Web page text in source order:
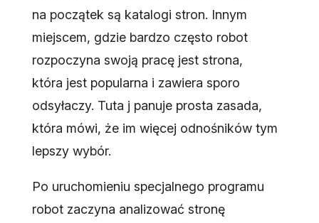
na początek są katalogi stron. Innym
miejscem, gdzie bardzo często robot
rozpoczyna swoją pracę jest strona,
która jest popularna i zawiera sporo
odsyłaczy. Tuta j panuje prosta zasada,
która mówi, że im więcej odnośników tym
lepszy wybór.
Po uruchomieniu specjalnego programu
robot zaczyna analizować stronę